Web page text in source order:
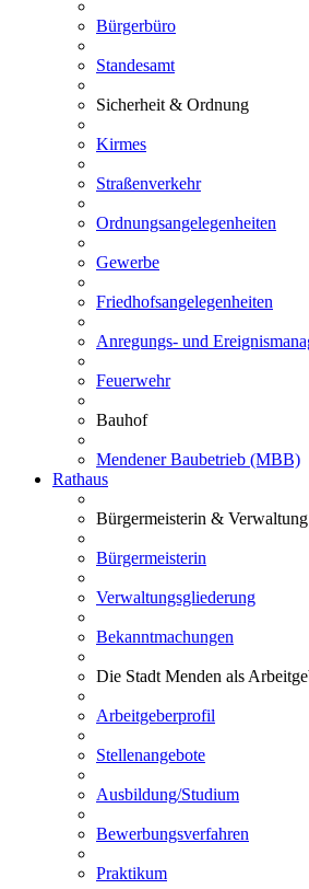
Bürgerbüro
Standesamt
Sicherheit & Ordnung
Kirmes
Straßenverkehr
Ordnungsangelegenheiten
Gewerbe
Friedhofsangelegenheiten
Anregungs- und
Feuerwehr
Bauhof
Mendener Baubetrieb (MBB)
Rathaus
Bürgermeisterin & Verwaltung
Bürgermeisterin
Verwaltungsgliederung
Bekanntmachungen
Die Stadt Menden als
Arbeitgeberprofil
Stellenangebote
Ausbildung/Studium
Bewerbungsverfahren
Praktikum